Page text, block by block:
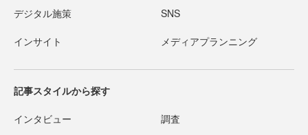
デジタル施策 SNS
インサイト メディアプランニング
記事スタイルから探す
インタビュー 調査